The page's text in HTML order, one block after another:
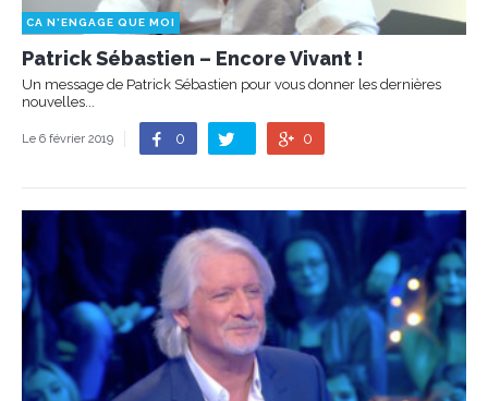
CA N'ENGAGE QUE MOI
Patrick Sébastien – Encore Vivant !
Un message de Patrick Sébastien pour vous donner les dernières
nouvelles...
Le 6 février 2019 0 0